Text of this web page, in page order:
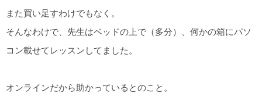
また買い足すわけでもなく。
そんなわけで、先生はベッドの上で（多分）、何かの箱にパソ
コン載せてレッスンしてました。
オンラインだから助かっているとのこと。